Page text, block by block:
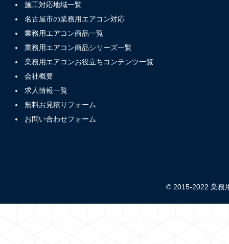
施工対応地域一覧
名古屋市の業務用エアコン対応
業務用エアコン商品一覧
業務用エアコン商品シリーズ一覧
業務用エアコンお役立ちコンテンツ一覧
会社概要
求人情報一覧
無料お見積りフォーム
お問い合わせフォーム
© 2015-2022 業務